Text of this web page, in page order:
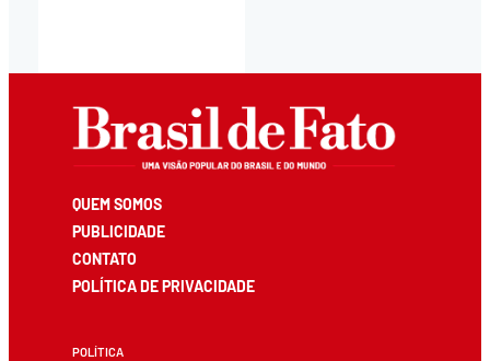
QUEM SOMOS
PUBLICIDADE
CONTATO
POLÍTICA DE PRIVACIDADE
POLÍTICA